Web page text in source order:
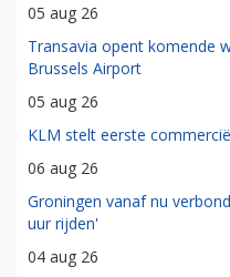
05 aug 26
Transavia opent komende
Brussels Airport
05 aug 26
KLM stelt eerste
06 aug 26
Groningen vanaf nu
uur rijden'
04 aug 26